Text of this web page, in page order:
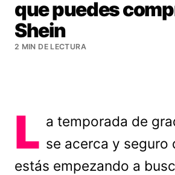
que puedes
Shein
2 MIN DE LECTURA
L a temporada de
se acerca y seguro
estás empezando a